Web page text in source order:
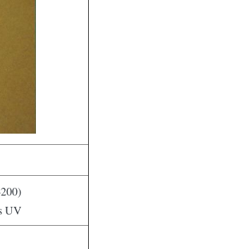
UV